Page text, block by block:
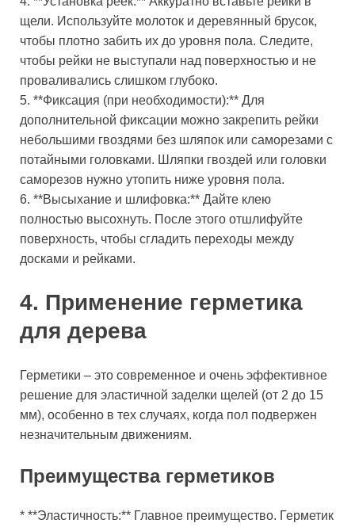
щели. Используйте молоток и деревянный брусок,
чтобы плотно забить их до уровня пола. Следите,
чтобы рейки не выступали над поверхностью и не
проваливались слишком глубоко.
5. **Фиксация (при необходимости):** Для
дополнительной фиксации можно закрепить рейки
небольшими гвоздями без шляпок или саморезами с
потайными головками. Шляпки гвоздей или головки
саморезов нужно утопить ниже уровня пола.
6. **Высыхание и шлифовка:** Дайте клею
полностью высохнуть. После этого отшлифуйте
поверхность, чтобы сгладить переходы между
досками и рейками.
4. Применение герметика
для дерева
Герметики – это современное и очень эффективное
решение для эластичной заделки щелей (от 2 до 15
мм), особенно в тех случаях, когда пол подвержен
незначительным движениям.
Преимущества герметиков
* **Эластичность:** Главное преимущество. Герметик